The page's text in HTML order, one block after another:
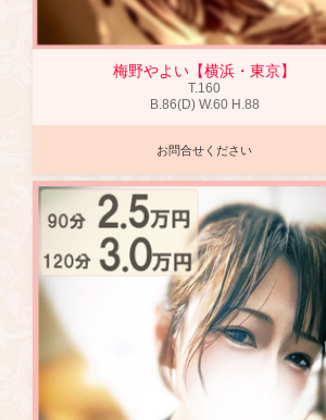
梅野やよい【横浜・東京】
T.160
B.86(D) W.60 H .88
お問合せください